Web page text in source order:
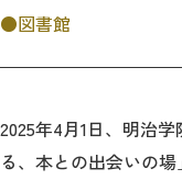
報道関係の方
明治学院大学につ
図書館
2025年4月1日、明治
る、本との出会いの